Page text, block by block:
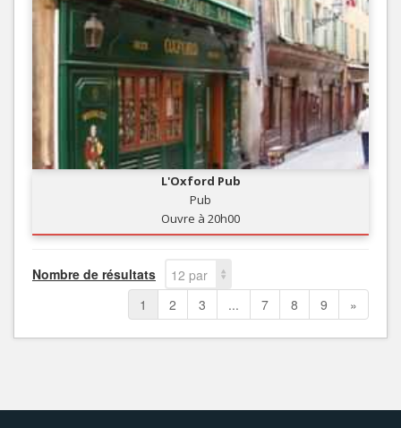
L'Oxford Pub
Pub
Ouvre à 20h00
Nombre de résultats
12 par
page
1 2 3 ... 7 8 9 »